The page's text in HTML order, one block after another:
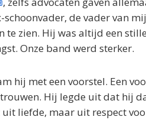
de vader van
te zien. Hij was altijd een
Onze band werd sterker.
hij met een voorstel. Een
Hij legde uit dat hij
liefde, maar uit respect